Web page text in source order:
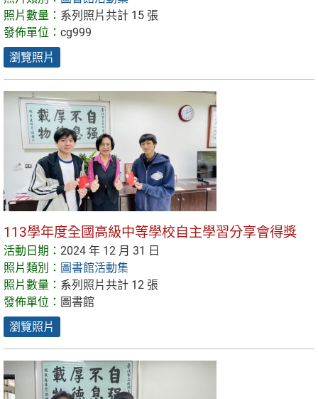
照片數量： 系列照片共計 15 張
發佈單位： cg999
瀏覽照片
113學年度全國高級中等學校自主學習分享會得獎
活動日期： 2024 年 12 月 31 日
照片類別： 圖書館活動集
照片數量： 系列照片共計 12 張
發佈單位： 圖書館
瀏覽照片